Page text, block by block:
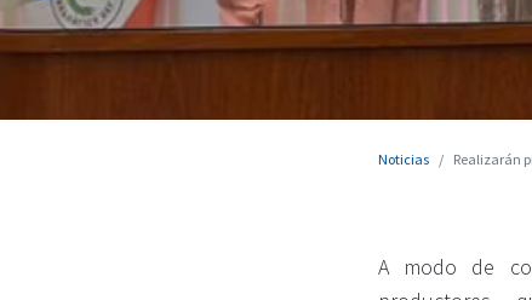
Noticias Realizarán
A modo de